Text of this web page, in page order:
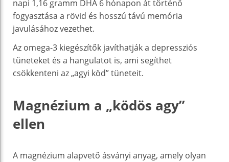
napi 1,16 gramm DHA 6 hónapon át történő
fogyasztása a rövid és hosszú távú memória
javulásához vezethet.
Az omega-3 kiegészítők javíthatják a depressziós
tüneteket és a hangulatot is, ami segíthet
csökkenteni az „agyi köd” tüneteit.
Magnézium a „ködös agy”
ellen
A magnézium alapvető ásványi anyag, amely olyan